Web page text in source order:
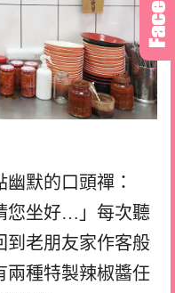
默的口頭禪：
您坐好…」每次聽
到老朋友家作客般
兩種特製辣椒醬任